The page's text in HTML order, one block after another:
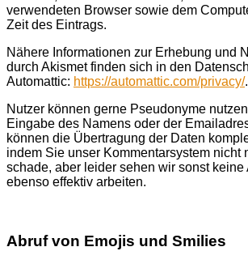
verwendeten Browser sowie dem
Zeit des Eintrags.
Nähere Informationen zur Erhebung und
durch Akismet finden sich in den
Automattic: https://automattic.com/privacy/.
Nutzer können gerne Pseudonyme
Eingabe des Namens oder der
können die Übertragung der Daten
indem Sie unser Kommentarsystem nicht
schade, aber leider sehen wir sonst keine
ebenso effektiv arbeiten.
Abruf von Emojis und Smilies